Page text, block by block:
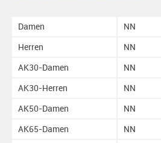
Damen
NN
Herren
NN
AK30-Damen
NN
AK30-Herren
NN
AK50-Damen
NN
AK65-Damen
NN